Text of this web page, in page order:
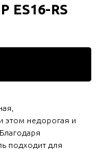
ES16-RS
этом недорогая и
подходит для